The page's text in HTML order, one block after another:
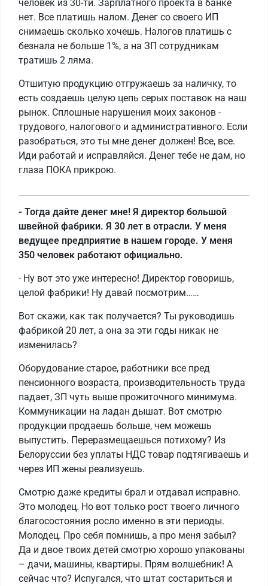
человек из 30-ти. Зарплатного проекта в банке
нет. Все платишь налом. Денег со своего ИП
снимаешь сколько хочешь. Налогов платишь с
безнала не больше 1%, а на ЗП сотрудникам
тратишь 2 ляма.
Отшитую продукцию отгружаешь за наличку, то
есть создаешь целую цепь серых поставок на наш
рынок. Сплошные нарушения моих законов -
трудового, налогового и административного. Если
разобраться, это ты мне денег должен! Все, все.
Иди работай и исправляйся. Денег тебе не дам, но
глаза ПОКА прикрою.
- Тогда дайте денег мне! Я директор большой
швейной фабрики. Я 30 лет в отрасли. У меня
ведущее предприятие в нашем городе. У меня
350 человек работают официально.
- Ну вот это уже интересно! Директор говоришь,
целой фабрики! Ну давай посмотрим……
Вот скажи, как так получается? Ты руководишь
фабрикой 20 лет, а она за эти годы никак не
изменилась?
Оборудование старое, работники все пред
пенсионного возраста, производительность труда
падает, ЗП чуть выше прожиточного минимума.
Коммуникации на ладан дышат. Вот смотрю
продукции продаешь больше, чем можешь
выпустить. Переразмещаешься потихому? Из
Белоруссии без уплаты НДС товар подтягиваешь и
через ИП жены реализуешь.
Смотрю даже кредиты брал и отдавал исправно.
Это молодец. Но вот только рост твоего личного
благосостояния росло именно в эти периоды.
Молодец. Про себя помнишь, а про меня забыл?
Да и двое твоих детей смотрю хорошо упакованы
– дачи, машины, квартиры. Прям волшебник! А
сейчас что? Испугался, что штат состариться и